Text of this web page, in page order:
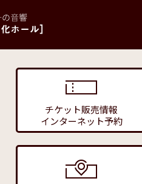
チケット販売情報
インターネット予約